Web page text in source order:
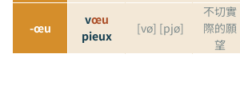
-œu
vœu
pieux
[vø] [pjø]
不切實
際的願
望